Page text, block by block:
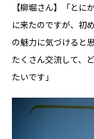
【柳堀さん】「とに
に来たのですが、初
の魅力に気づけると
たくさん交流して、
たいです」